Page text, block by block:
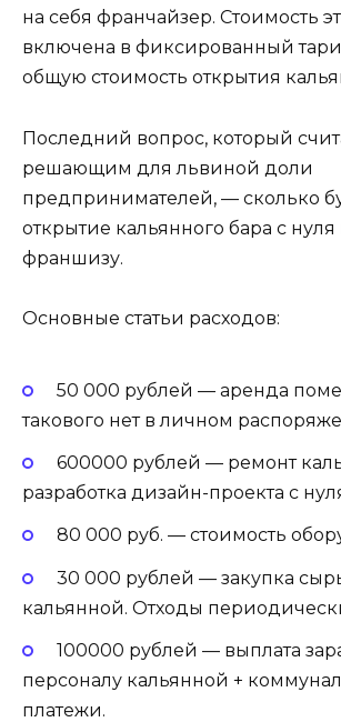
на себя франчайзер. Стоимость
включена в фиксированный
общую стоимость открытия
Последний вопрос, который
решающим для львиной доли
предпринимателей, — сколько
открытие кальянного бара с
франшизу.
Основные статьи расходов:
50 000 рублей — аренда
такового нет в личном
600000 рублей — ремонт
разработка дизайн-проекта с
80 000 руб. — стоимость
30 000 рублей — закупка
кальянной. Отходы
100000 рублей — выплата
персоналу кальянной +
платежи.